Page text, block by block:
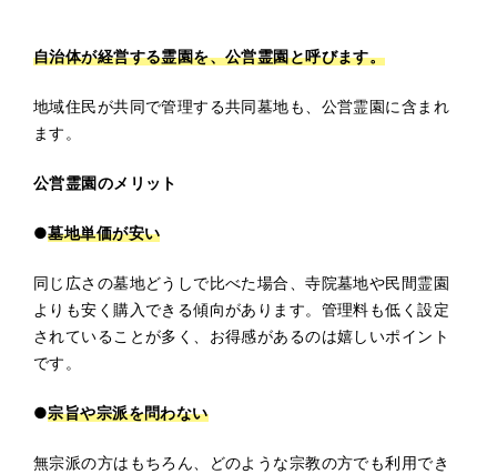
自治体が経営する霊園を、公営霊園と呼びます。
地域住民が共同で管理する共同墓地も、公営霊園に含まれ
ます。
公営霊園のメリット
●墓地単価が安い
同じ広さの墓地どうしで比べた場合、寺院墓地や民間霊園
よりも安く購入できる傾向があります。管理料も低く設定
されていることが多く、お得感があるのは嬉しいポイント
です。
●宗旨や宗派を問わない
無宗派の方はもちろん、どのような宗教の方でも利用でき